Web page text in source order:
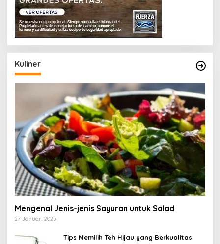
Kuliner
Mengenal Jenis-jenis Sayuran untuk Salad
27 Januari 2025
Tips Memilih Teh Hijau yang Berkualitas